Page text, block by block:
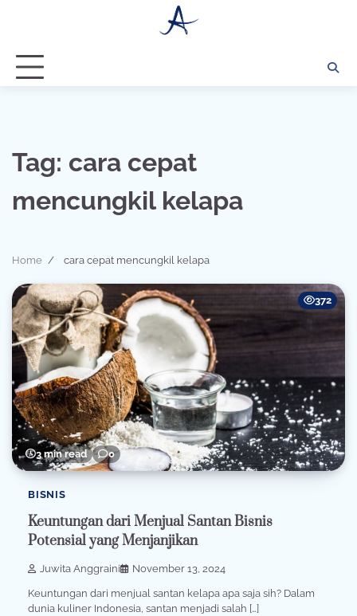
Tag: cara cepat
mencungkil kelapa
Home cara cepat mencungkil kelapa
3 min read 0
372
BISNIS
Keuntungan dari Menjual Santan Bisnis
Potensial yang Menjanjikan
Juwita Anggraini November 13, 2024
Keuntungan dari menjual santan kelapa apa saja sih? Dalam
dunia kuliner Indonesia, santan menjadi salah […]